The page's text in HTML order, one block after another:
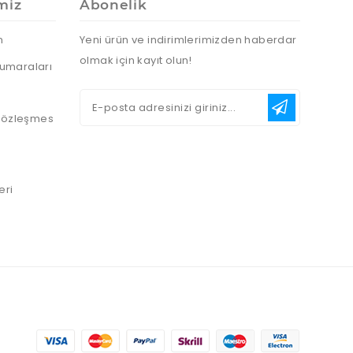
Abonelik
Yeni ürün ve indirimlerimizden haberdar
olmak için kayıt olun!